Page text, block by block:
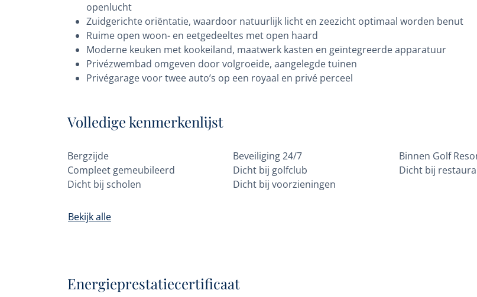
openlucht
Zuidgerichte oriëntatie, waardoor natuurlijk licht en zeezicht optimaal worden benut
Ruime open woon- en eetgedeeltes met open haard
Moderne keuken met kookeiland, maatwerk kasten en geïntegreerde apparatuur
Privézwembad omgeven door volgroeide, aangelegde tuinen
Privégarage voor twee auto’s op een royaal en privé perceel
Volledige kenmerkenlijst
Bergzijde Beveiliging 24/7
Binnen Golf
Compleet gemeubileerd
Dicht bij golfclub
Dicht bij
Dicht bij scholen
Dicht bij voorzieningen
Bekijk alle
Energieprestatiecertificaat